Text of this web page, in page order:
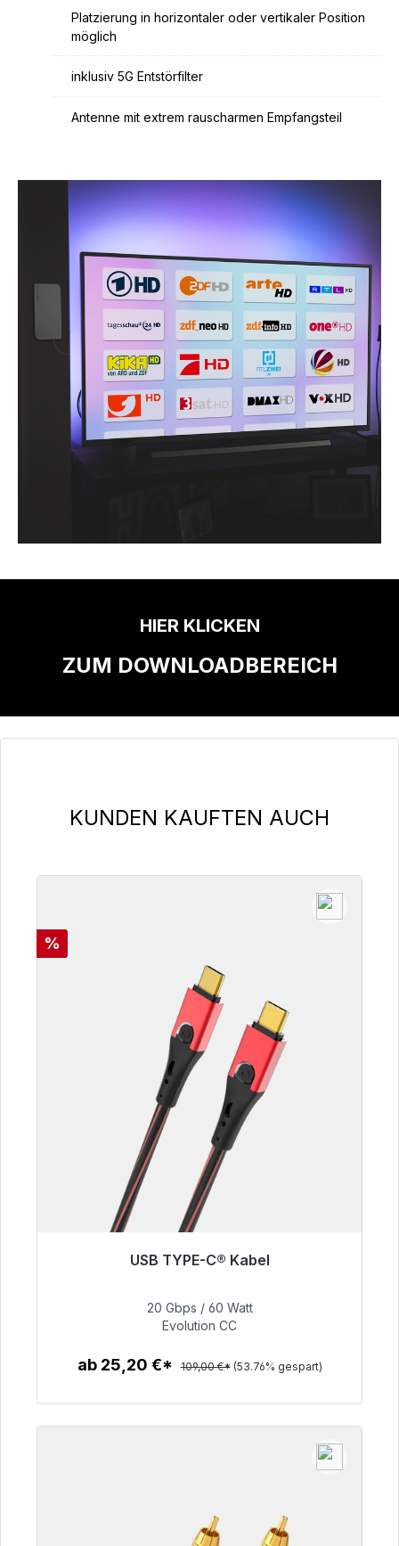
Platzierung in horizontaler oder vertikaler Position
möglich
inklusiv 5G Entstörfilter
Antenne mit extrem rauscharmen Empfangsteil
HIER KLICKEN
ZUM DOWNLOADBEREICH
Produktgalerie überspringen
KUNDEN KAUFTEN AUCH
Rabatt
%
USB TYPE-C® Kabel
50,40 €
20 Gbps / 60 Watt
Evolution CC
ab 25,20 €* 109,00 €* (53.76% gespart)